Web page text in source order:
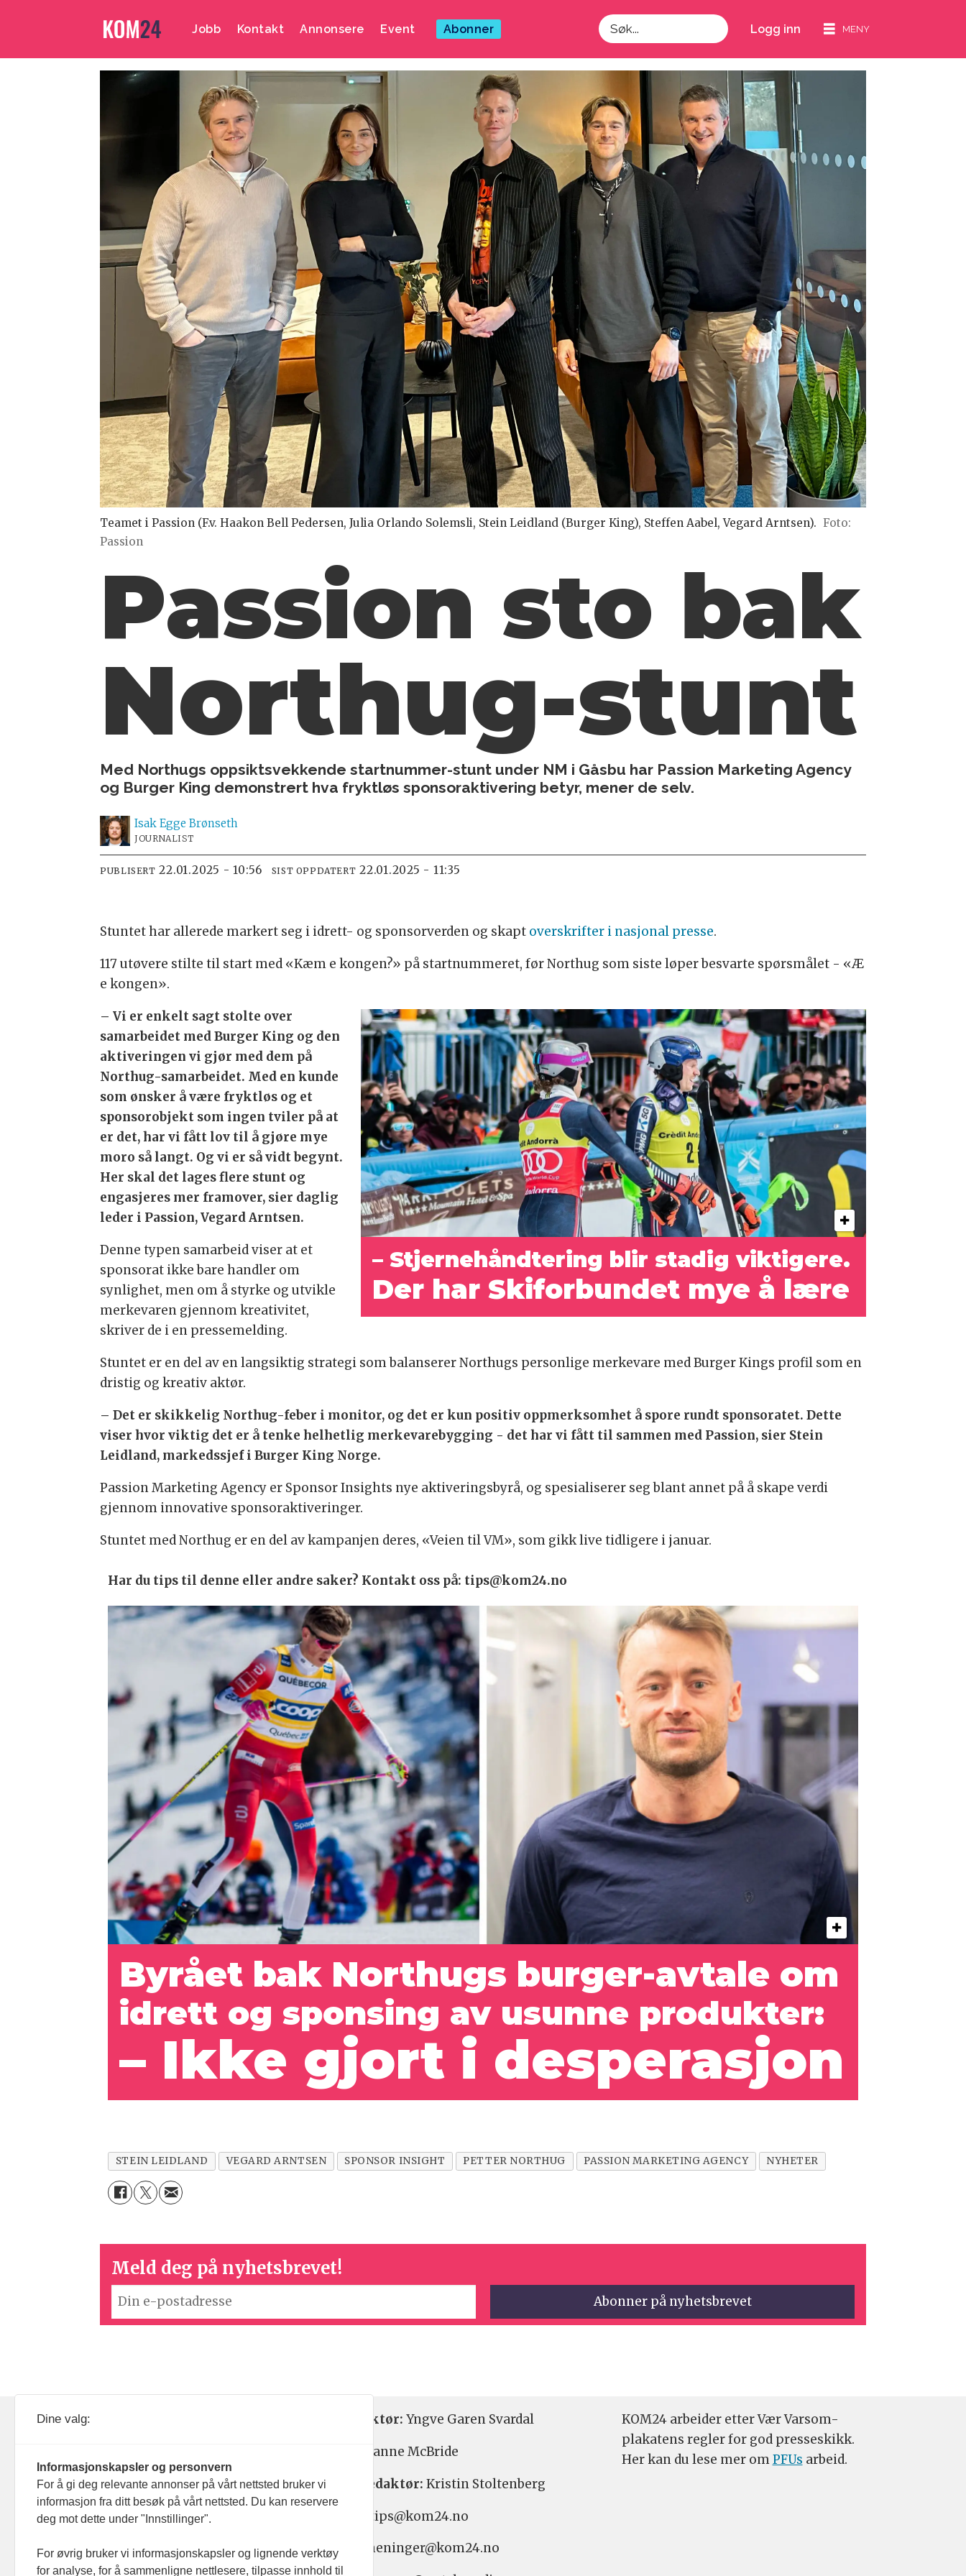
Jobb Kontakt Annonsere Event Abonner
Søk
Logg inn
Teamet i Passion (F.v. Haakon Bell Pedersen, Julia Orlando Solemsli, Stein Leidland (Burger King), Steffen Aabel, Vegard Arntsen). Foto:
Passion
Passion sto bak
Northug-stunt
Med Northugs oppsiktsvekkende startnummer-stunt under NM i Gåsbu har Passion Marketing Agency
og Burger King demonstrert hva fryktløs sponsoraktivering betyr, mener de selv.
Isak Egge Brønseth
JOURNALIST
PUBLISERT 22.01.2025 - 10:56 SIST OPPDATERT 22.01.2025 - 11:35
Stuntet har allerede markert seg i idrett- og sponsorverden og skapt overskrifter i nasjonal presse.
117 utøvere stilte til start med «Kæm e kongen?» på startnummeret, før Northug som siste løper besvarte spørsmålet - «Æ
e kongen».
– Stjernehåndtering blir stadig viktigere.
Der har Skiforbundet mye å lære
– Vi er enkelt sagt stolte over
samarbeidet med Burger King og den
aktiveringen vi gjør med dem på
Northug-samarbeidet. Med en kunde
som ønsker å være fryktløs og et
sponsorobjekt som ingen tviler på at
er det, har vi fått lov til å gjøre mye
moro så langt. Og vi er så vidt begynt.
Her skal det lages flere stunt og
engasjeres mer framover, sier daglig
leder i Passion, Vegard Arntsen.
Denne typen samarbeid viser at et
sponsorat ikke bare handler om
synlighet, men om å styrke og utvikle
merkevaren gjennom kreativitet,
skriver de i en pressemelding.
Stuntet er en del av en langsiktig strategi som balanserer Northugs personlige merkevare med Burger Kings profil som en
dristig og kreativ aktør.
– Det er skikkelig Northug-feber i monitor, og det er kun positiv oppmerksomhet å spore rundt sponsoratet. Dette
viser hvor viktig det er å tenke helhetlig merkevarebygging - det har vi fått til sammen med Passion, sier Stein
Leidland, markedssjef i Burger King Norge.
Passion Marketing Agency er Sponsor Insights nye aktiveringsbyrå, og spesialiserer seg blant annet på å skape verdi
gjennom innovative sponsoraktiveringer.
Stuntet med Northug er en del av kampanjen deres, «Veien til VM», som gikk live tidligere i januar.
Har du tips til denne eller andre saker? Kontakt oss på: tips@kom24.no
Byrået bak Northugs burger-avtale om
idrett og sponsing av usunne produkter:
– Ikke gjort i desperasjon
STEIN LEIDLAND VEGARD ARNTSEN SPONSOR INSIGHT PETTER NORTHUG PASSION MARKETING AGENCY NYHETER
Meld deg på nyhetsbrevet!
093 182
Nyhetsredaktør: Yngve Garen Svardal
Hanne McBride
Ansvarlig redaktør: Kristin Stoltenberg
Nyhetstips: tips@kom24.no
Meninger: meninger@kom24.no
KOM24 arbeider etter Vær Varsom-
plakatens regler for god presseskikk.
Her kan du lese mer omPFUs arbeid.
Dine valg:
Informasjonskapsler og personvern
For å gi deg relevante annonser på vårt nettsted bruker vi
informasjon fra ditt besøk på vårt nettsted. Du kan reservere
deg mot dette under "Innstillinger".
For øvrig bruker vi informasjonskapsler og lignende verktøy
for analyse, for å sammenligne nettlesere, tilpasse innhold til